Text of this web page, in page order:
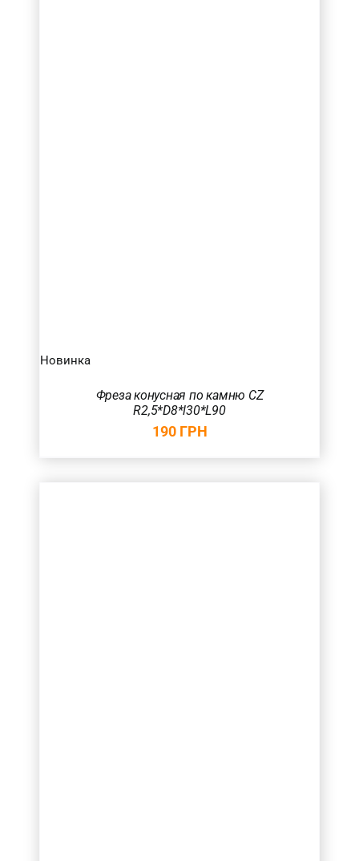
Новинка
Фреза конусная по камню CZ
R2,5*D8*l30*L90
190 ГРН